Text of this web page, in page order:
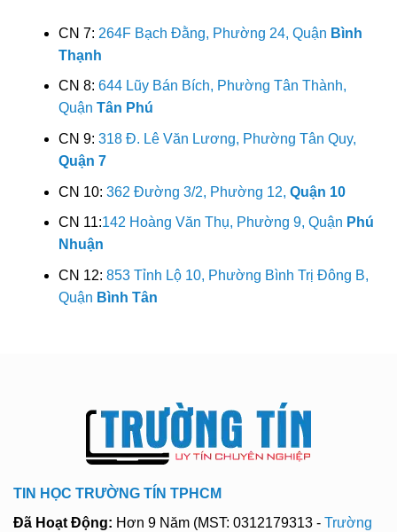
CN 7: 264F Bạch Đằng, Phường 24, Quận Bình
Thạnh
CN 8: 644 Lũy Bán Bích, Phường Tân Thành,
Quận Tân Phú
CN 9: 318 Đ. Lê Văn Lương, Phường Tân Quy,
Quận 7
CN 10: 362 Đường 3/2, Phường 12, Quận 10
CN 11:142 Hoàng Văn Thụ, Phường 9, Quận Phú
Nhuận
CN 12: 853 Tỉnh Lộ 10, Phường Bình Trị Đông B,
Quận Bình Tân
TIN HỌC TRƯỜNG TÍN TPHCM
Đã Hoạt Động: Hơn 9 Năm (MST: 0312179313 - Trường